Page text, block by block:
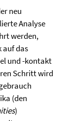
neu
Analyse
werden,
auf das
und -kontakt
Schritt wird
(den
)